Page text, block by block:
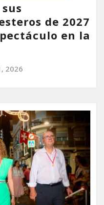
de 2027
en la
2026